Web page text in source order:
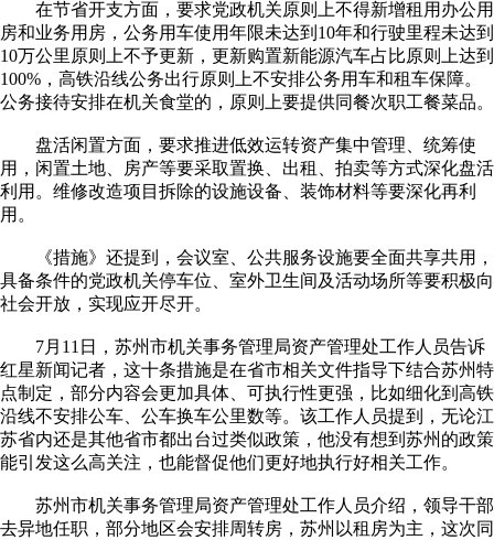
在节省开支方面，要求党政机关原则上不得新增租用办公用
房和业务用房，公务用车使用年限未达到10年和行驶里程未达到
10万公里原则上不予更新，更新购置新能源汽车占比原则上达到
100%，高铁沿线公务出行原则上不安排公务用车和租车保障。
公务接待安排在机关食堂的，原则上要提供同餐次职工餐菜品。
盘活闲置方面，要求推进低效运转资产集中管理、统筹使
用，闲置土地、房产等要采取置换、出租、拍卖等方式深化盘活
利用。维修改造项目拆除的设施设备、装饰材料等要深化再利
用。
《措施》还提到，会议室、公共服务设施要全面共享共用，
具备条件的党政机关停车位、室外卫生间及活动场所等要积极向
社会开放，实现应开尽开。
7月11日，苏州市机关事务管理局资产管理处工作人员告诉
红星新闻记者，这十条措施是在省市相关文件指导下结合苏州特
点制定，部分内容会更加具体、可执行性更强，比如细化到高铁
沿线不安排公车、公车换车公里数等。该工作人员提到，无论江
苏省内还是其他省市都出台过类似政策，他没有想到苏州的政策
能引发这么高关注，也能督促他们更好地执行好相关工作。
苏州市机关事务管理局资产管理处工作人员介绍，领导干部
去异地任职，部分地区会安排周转房，苏州以租房为主，这次同